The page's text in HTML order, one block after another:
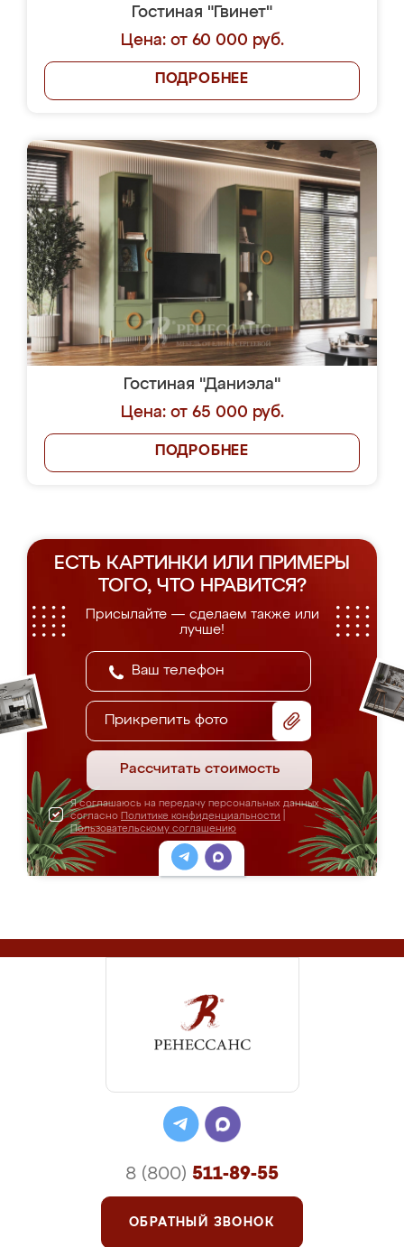
Гостиная "Гвинет"
Цена: от 60 000 руб.
ПОДРОБНЕЕ
Гостиная "Даниэла"
Цена: от 65 000 руб.
ПОДРОБНЕЕ
ЕСТЬ КАРТИНКИ ИЛИ ПРИМЕРЫ
ТОГО, ЧТО НРАВИТСЯ?
Присылайте — сделаем также или
лучше!
Прикрепить фото
Рассчитать стоимость
Я соглашаюсь на передачу персональных данных
согласно Политике конфиденциальности
Пользовательскому соглашению
8 (800) 511-89-55
ОБРАТНЫЙ ЗВОНОК